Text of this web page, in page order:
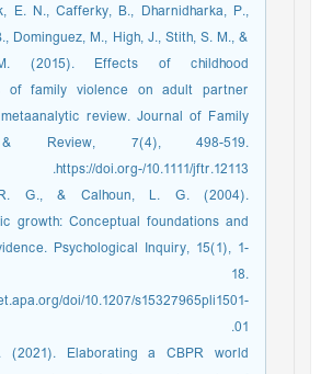
E. N., Cafferky, B., Dharnidharka, P.,
Dominguez, M., High, J., Stith, S. M., &
(2015). Effects of childhood
of family violence on adult partner
review. Journal of Family
Review, 7(4), 498-519.
https://doi.org-/10.1111/jftr.12113.
R. G., & Calhoun, L. G. (2004).
growth: Conceptual foundations and
Psychological Inquiry, 15(1), 1-
18.
doi/10.1207/s15327965pli1501-
01.
J. (2021). Elaborating a CBPR world